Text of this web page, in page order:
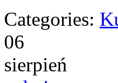
Categories:
06
sierpień